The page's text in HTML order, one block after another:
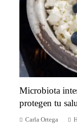
Microbiota
protegen tu
Carla Ortega